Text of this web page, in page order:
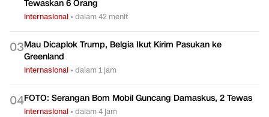
Tewaskan 6 Orang
Internasional •dalam 42 menit
03Mau Dicaplok Trump, Belgia Ikut Kirim Pasukan ke
Greenland
Internasional •dalam 1 jam
04FOTO: Serangan Bom Mobil Guncang Damaskus, 2 Tewas
Internasional •dalam 4 jam